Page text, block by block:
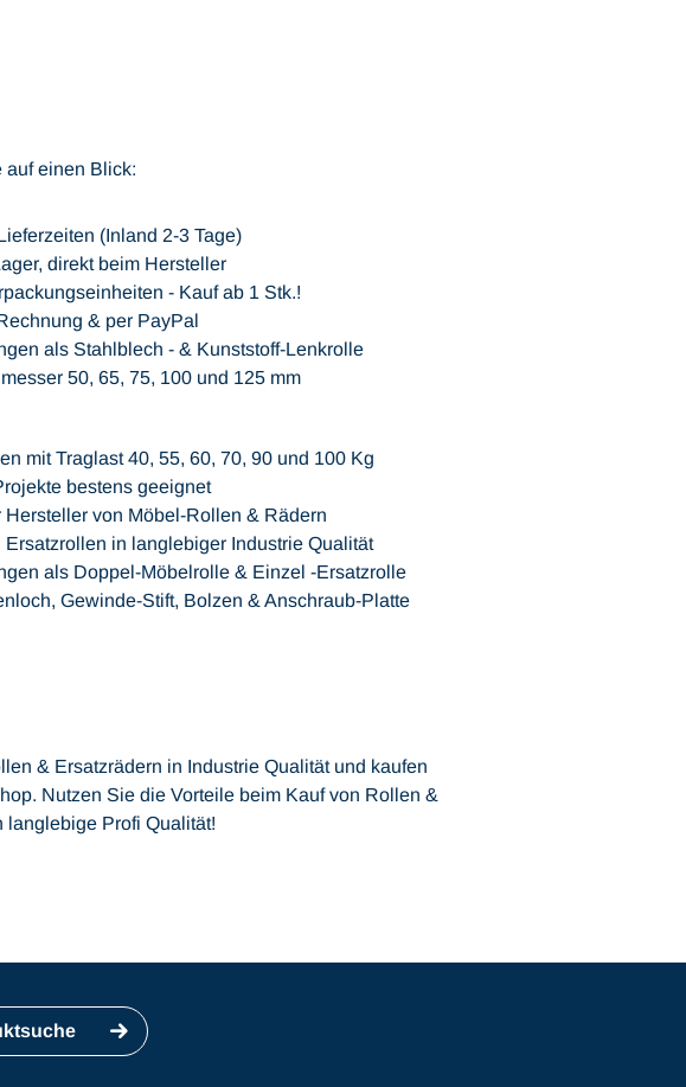
auf einen Blick:
(Inland 2-3 Tage)
direkt beim Hersteller
- Kauf ab 1 Stk.!
& per PayPal
als Stahlblech - & Kunststoff-Lenkrolle
50, 65, 75, 100 und 125 mm
mit Traglast 40, 55, 60, 70, 90 und 100 Kg
bestens geeignet
Hersteller von Möbel-Rollen & Rädern
in langlebiger Industrie Qualität
als Doppel-Möbelrolle & Einzel -Ersatzrolle
Gewinde-Stift, Bolzen & Anschraub-Platte
& Ersatzrädern in Industrie Qualität und kaufen
Nutzen Sie die Vorteile beim Kauf von Rollen &
langlebige Profi Qualität!